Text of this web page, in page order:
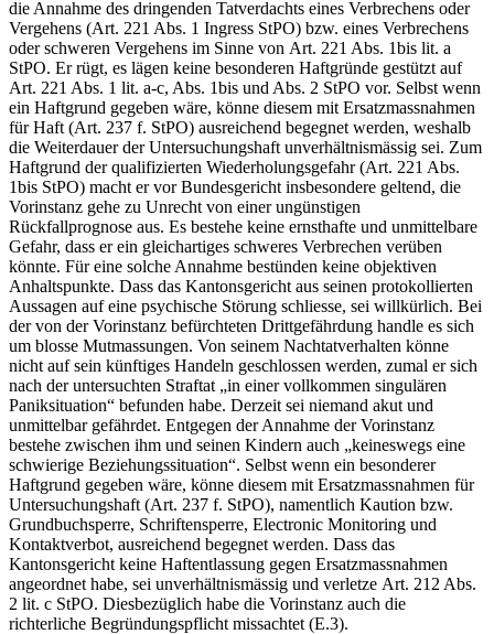
die Annahme des dringenden Tatverdachts eines Verbrechens oder
Vergehens (Art. 221 Abs. 1 Ingress StPO) bzw. eines Verbrechens
oder schweren Vergehens im Sinne von Art. 221 Abs. 1bis lit. a
StPO. Er rügt, es lägen keine besonderen Haftgründe gestützt auf
Art. 221 Abs. 1 lit. a-c, Abs. 1bis und Abs. 2 StPO vor. Selbst wenn
ein Haftgrund gegeben wäre, könne diesem mit Ersatzmassnahmen
für Haft (Art. 237 f. StPO) ausreichend begegnet werden, weshalb
die Weiterdauer der Untersuchungshaft unverhältnismässig sei. Zum
Haftgrund der qualifizierten Wiederholungsgefahr (Art. 221 Abs.
1bis StPO) macht er vor Bundesgericht insbesondere geltend, die
Vorinstanz gehe zu Unrecht von einer ungünstigen
Rückfallprognose aus. Es bestehe keine ernsthafte und unmittelbare
Gefahr, dass er ein gleichartiges schweres Verbrechen verüben
könnte. Für eine solche Annahme bestünden keine objektiven
Anhaltspunkte. Dass das Kantonsgericht aus seinen protokollierten
Aussagen auf eine psychische Störung schliesse, sei willkürlich. Bei
der von der Vorinstanz befürchteten Drittgefährdung handle es sich
um blosse Mutmassungen. Von seinem Nachtatverhalten könne
nicht auf sein künftiges Handeln geschlossen werden, zumal er sich
nach der untersuchten Straftat „in einer vollkommen singulären
Paniksituation“ befunden habe. Derzeit sei niemand akut und
unmittelbar gefährdet. Entgegen der Annahme der Vorinstanz
bestehe zwischen ihm und seinen Kindern auch „keineswegs eine
schwierige Beziehungssituation“. Selbst wenn ein besonderer
Haftgrund gegeben wäre, könne diesem mit Ersatzmassnahmen für
Untersuchungshaft (Art. 237 f. StPO), namentlich Kaution bzw.
Grundbuchsperre, Schriftensperre, Electronic Monitoring und
Kontaktverbot, ausreichend begegnet werden. Dass das
Kantonsgericht keine Haftentlassung gegen Ersatzmassnahmen
angeordnet habe, sei unverhältnismässig und verletze Art. 212 Abs.
2 lit. c StPO. Diesbezüglich habe die Vorinstanz auch die
richterliche Begründungspflicht missachtet (E.3).